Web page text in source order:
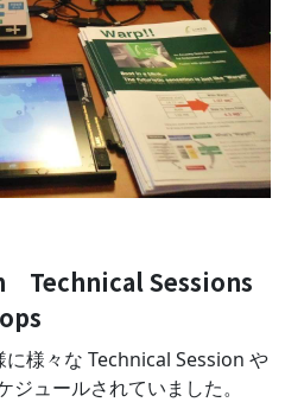
Technical Sessions
様々な Technical Session や
ュールされていました。